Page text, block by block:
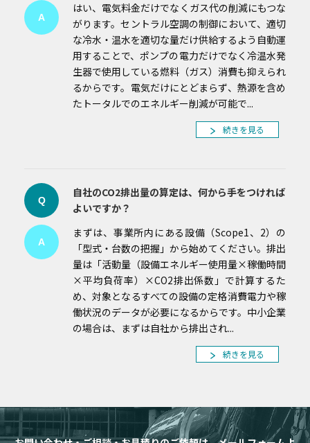
A
はい、電気料金だけでなくガス代の削減にもつな
がります。セントラル空調の制御において、適切
な冷水・温水を適切な量だけ供給するよう自動運
用することで、ポンプの電力だけでなく冷温水発
生器で使用している燃料（ガス）消費も抑えられ
るからです。電気だけにとどまらず、熱源を含め
たトータルでのエネルギー削減が可能で...
続きを見る
Q
自社のCO2排出量の算定は、何から手をつければ
よいですか？
A
まずは、事業所内にある設備（Scope1、2）の
「型式・台数の把握」から始めてください。排出
量は「活動量（設備エネルギー使用量×稼働時間
×平均負荷率）×CO2排出係数」で計算するた
め、対象となるすべての設備の定格消費電力や稼
働状況のデータが必要になるからです。中小企業
の場合は、まずは自社から排出され...
続きを見る